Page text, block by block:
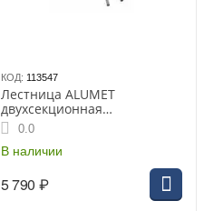
КОД: 113547
Лестница ALUMET
двухсекционная
алюминиевая (2х 6) (5206)
0.0
В наличии
5 790 ₽